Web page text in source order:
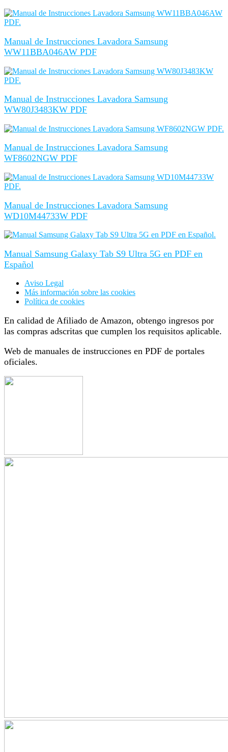
Manual de Instrucciones Lavadora Samsung
WW11BBA046AW PDF
Manual de Instrucciones Lavadora Samsung
WW80J3483KW PDF
Manual de Instrucciones Lavadora Samsung
WF8602NGW PDF
Manual de Instrucciones Lavadora Samsung
WD10M44733W PDF
Manual Samsung Galaxy Tab S9 Ultra 5G en PDF en
Español
Aviso Legal
Más información sobre las cookies
Política de cookies
En calidad de Afiliado de Amazon, obtengo ingresos por
las compras adscritas que cumplen los requisitos aplicable.
Web de manuales de instrucciones en PDF de portales
oficiales.